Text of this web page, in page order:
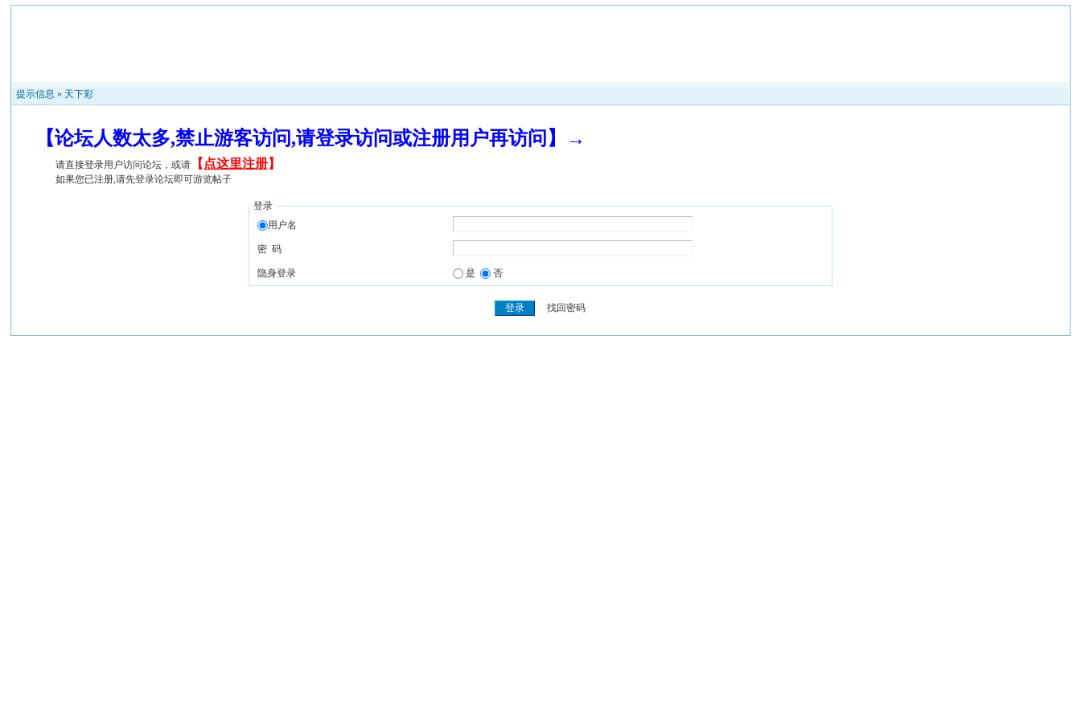
提示信息 » 天下彩
【论坛人数太多,禁止游客访问,请登录访问或注册用户再访问】→
请直接登录用户访问论坛，或请 【 点这里注册】
如果您已注册,请先登录论坛即可游览帖子
登录
用户名
密 码
隐身登录 是 否
找回密码